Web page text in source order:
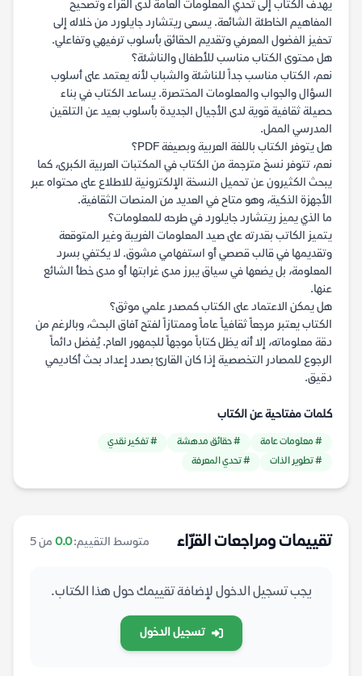
يهدف الكتاب إلى تحدي المعلومات العامة لدى القراء وتصحيح
المفاهيم الخاطئة الشائعة. يسعى ريتشارد جايلورد من خلاله إلى
تحفيز الفضول المعرفي وتقديم الحقائق بأسلوب ترفيهي وتفاعلي.
هل محتوى الكتاب مناسب للأطفال والناشئة؟
نعم، الكتاب مناسب جداً للناشئة والشباب لأنه يعتمد على أسلوب
السؤال والجواب والمعلومات المختصرة. يساعد الكتاب في بناء
حصيلة ثقافية قوية لدى الأجيال الجديدة بأسلوب بعيد عن التلقين
المدرسي الممل.
هل يتوفر الكتاب باللغة العربية وبصيغة PDF؟
نعم، تتوفر نسخ مترجمة من الكتاب في المكتبات العربية الكبرى، كما
يبحث الكثيرون عن تحميل النسخة الإلكترونية للاطلاع على محتواه عبر
الأجهزة الذكية، وهو متاح في العديد من المنصات الثقافية.
ما الذي يميز ريتشارد جايلورد في طرحه للمعلومات؟
يتميز الكاتب بقدرته على صيد المعلومات الغريبة وغير المتوقعة
وتقديمها في قالب قصصي أو استفهامي مشوق. لا يكتفي بسرد
المعلومة، بل يضعها في سياق يبرز مدى غرابتها أو مدى خطأ الشائع
عنها.
هل يمكن الاعتماد على الكتاب كمصدر علمي موثق؟
الكتاب يعتبر مرجعاً ثقافياً عاماً وممتازاً لفتح آفاق البحث، وبالرغم من
دقة معلوماته، إلا أنه يظل كتاباً موجهاً للجمهور العام. يُفضل دائماً
الرجوع للمصادر التخصصية إذا كان القارئ بصدد إعداد بحث أكاديمي
دقيق.
كلمات مفتاحية عن الكتاب
# معلومات عامة # حقائق مدهشة
# تفكير نقدي
# تطوير الذات
# تحدي المعرفة
تقييمات ومراجعات القرّاء متوسط التقييم:0.0 من 5
يجب تسجيل الدخول لإضافة تقييمك حول هذا الكتاب.
تسجيل الدخول